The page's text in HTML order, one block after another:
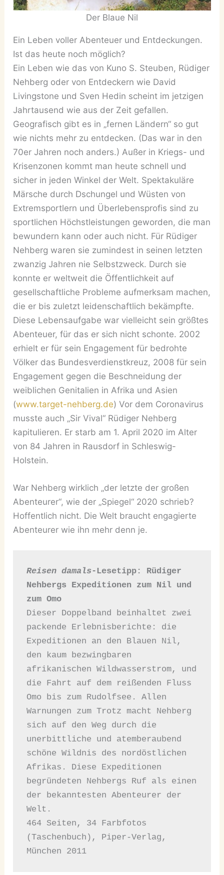
Der Blaue Nil
Ein Leben voller Abenteuer und Entdeckungen.
Ist das heute noch möglich?
Ein Leben wie das von Kuno S. Steuben, Rüdiger
Nehberg oder von Entdeckern wie David
Livingstone und Sven Hedin scheint im jetzigen
Jahrtausend wie aus der Zeit gefallen.
Geografisch gibt es in „fernen Ländern“ so gut
wie nichts mehr zu entdecken. (Das war in den
70er Jahren noch anders.) Außer in Kriegs- und
Krisenzonen kommt man heute schnell und
sicher in jeden Winkel der Welt. Spektakuläre
Märsche durch Dschungel und Wüsten von
Extremsportlern und Überlebensprofis sind zu
sportlichen Höchstleistungen geworden, die man
bewundern kann oder auch nicht. Für Rüdiger
Nehberg waren sie zumindest in seinen letzten
zwanzig Jahren nie Selbstzweck. Durch sie
konnte er weltweit die Öffentlichkeit auf
gesellschaftliche Probleme aufmerksam machen,
die er bis zuletzt leidenschaftlich bekämpfte.
Diese Lebensaufgabe war vielleicht sein größtes
Abenteuer, für das er sich nicht schonte. 2002
erhielt er für sein Engagement für bedrohte
Völker das Bundesverdienstkreuz, 2008 für sein
Engagement gegen die Beschneidung der
weiblichen Genitalien in Afrika und Asien
(www.target-nehberg.de) Vor dem Coronavirus
musste auch „Sir Vival“ Rüdiger Nehberg
kapitulieren. Er starb am 1. April 2020 im Alter
von 84 Jahren in Rausdorf in Schleswig-
Holstein.
War Nehberg wirklich „der letzte der großen
Abenteurer“, wie der „Spiegel“ 2020 schrieb?
Hoffentlich nicht. Die Welt braucht engagierte
Abenteurer wie ihn mehr denn je.
Reisen damals-Lesetipp: Rüdiger
Nehbergs Expeditionen zum Nil und
zum Omo
Dieser Doppelband beinhaltet zwei
packende Erlebnisberichte: die
Expeditionen an den Blauen Nil,
den kaum bezwingbaren
afrikanischen Wildwasserstrom, und
die Fahrt auf dem reißenden Fluss
Omo bis zum Rudolfsee. Allen
Warnungen zum Trotz macht Nehberg
sich auf den Weg durch die
unerbittliche und atemberaubend
schöne Wildnis des nordöstlichen
Afrikas. Diese Expeditionen
begründeten Nehbergs Ruf als einen
der bekanntesten Abenteurer der
Welt.
464 Seiten, 34 Farbfotos
(Taschenbuch), Piper-Verlag,
München 2011